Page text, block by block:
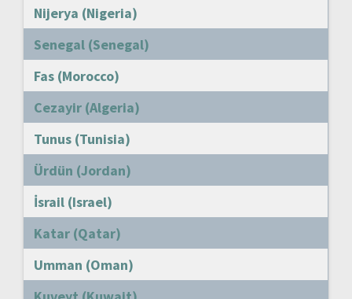
Nijerya (Nigeria)
Senegal (Senegal)
Fas (Morocco)
Cezayir (Algeria)
Tunus (Tunisia)
Ürdün (Jordan)
İsrail (Israel)
Katar (Qatar)
Umman (Oman)